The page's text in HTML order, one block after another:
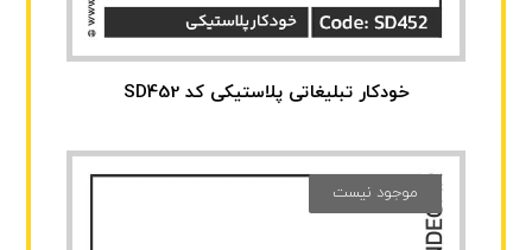
خودکار تبلیغاتی پلاستیکی کد SD452
موجود نیست